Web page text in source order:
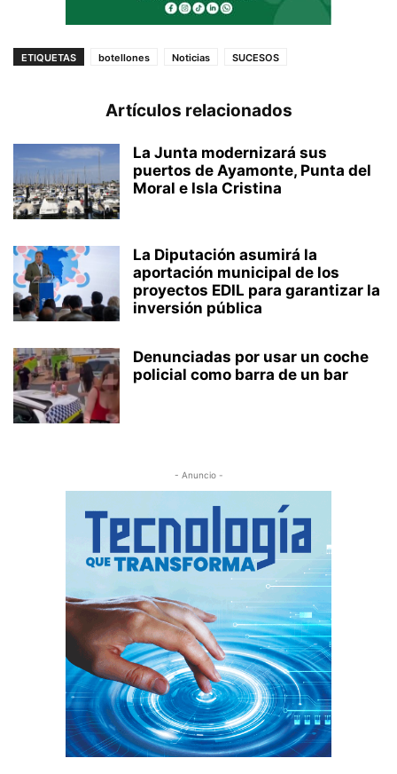
ETIQUETAS botellones Noticias SUCESOS
Artículos relacionados
La Junta modernizará sus
puertos de Ayamonte, Punta del
Moral e Isla Cristina
La Diputación asumirá la
aportación municipal de los
proyectos EDIL para garantizar la
inversión pública
Denunciadas por usar un coche
policial como barra de un bar
- Anuncio -